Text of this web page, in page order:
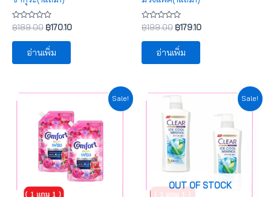
ให้
คะแนน
0
5
฿189.00 ฿170.10
อ่านเพิ่ม
ให้
คะแนน
0
5
฿199.00 ฿179.10
อ่านเพิ่ม
Sale!
Original
was:
฿149.00.
Current
is:
฿134.10.
Sale!
OUT OF STOCK
Original
price
was:
฿189.00.
Current
฿170.10.